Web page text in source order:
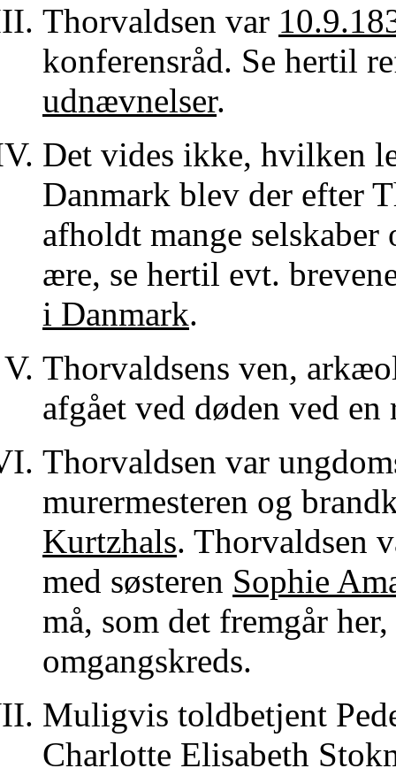
Thorvaldsen var
konferensråd. Se hertil
udnævnelser.
Det vides ikke, hvilken
Danmark blev der efter
afholdt mange
ære, se hertil evt.
i Danmark.
Thorvaldsens ven,
afgået ved døden ved
Thorvaldsen var
murermesteren og
Kurtzhals. Thorvaldsen
med søsteren Sophie
må, som det fremgår
omgangskreds.
Muligvis toldbetjent
Charlotte Elisabeth